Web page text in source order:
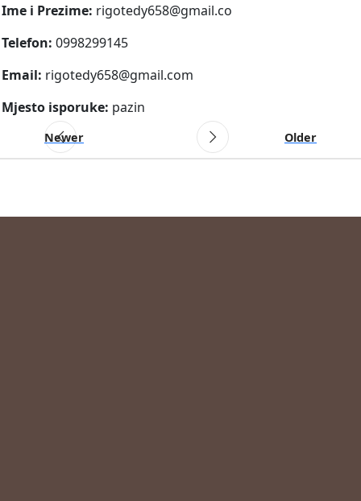
Ime i Prezime: rigotedy658@gmail.co
Telefon: 0998299145
Email: rigotedy658@gmail.com
Mjesto isporuke: pazin
Newer Older